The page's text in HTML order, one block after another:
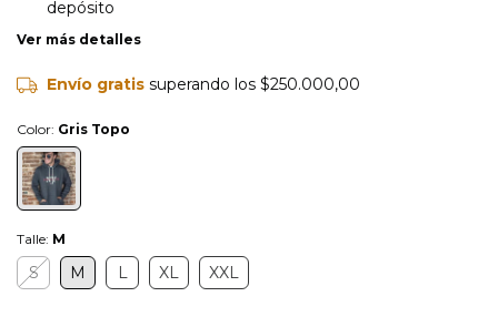
depósito
Ver más detalles
Envío gratis superando los $250.000,00
Color: Gris Topo
Talle: M
S M L XL XXL